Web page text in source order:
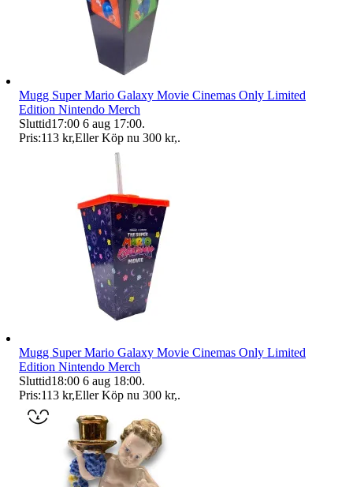
Mugg Super Mario Galaxy Movie Cinemas Only Limited
Edition Nintendo Merch
Sluttid17:00 6 aug 17:00.
Pris:113 kr,Eller Köp nu 300 kr,.
Mugg Super Mario Galaxy Movie Cinemas Only Limited
Edition Nintendo Merch
Sluttid18:00 6 aug 18:00.
Pris:113 kr,Eller Köp nu 300 kr,.